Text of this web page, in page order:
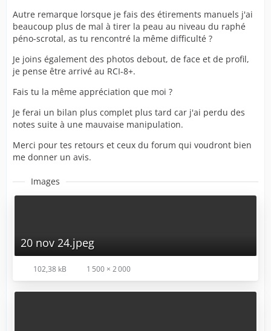
Autre remarque lorsque je fais des étirements manuels j'ai
beaucoup plus de mal à tirer la peau au niveau du raphé
péno-scrotal, as tu rencontré la même difficulté ?
Je joins également des photos debout, de face et de profil,
je pense être arrivé au RCI-8+.
Fais tu la même appréciation que moi ?
Je ferai un bilan plus complet plus tard car j'ai perdu des
notes suite à une mauvaise manipulation.
Merci pour tes retours et ceux du forum qui voudront bien
me donner un avis.
Images
20 nov 24.jpeg
102,38 kB 1 500 × 2 000